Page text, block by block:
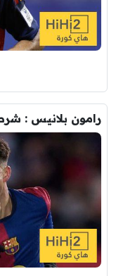
رامون بلانيس : شرط